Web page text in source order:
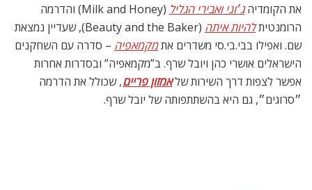
את הקומדיהג׳וני ואבירי הגליל
(Milk and Honey) והדרמה
הרומנטיתלהיות איתה
(Beauty and the Baker), שעדיין נמצאת
שם. ואפילו בבי.בי.סי משדרים אתמקמאפיה – סדרה עם השחקנים
הישראלים אושרי כהן ויובל שרף. ב”מקמאפיה” ובסדרות אחרות
אפשר לצפות דרך השירות שלאמזון פריים, שכולל את הדרמה
״סרוגים״, גם היא בהשתתפותה של יובל שרף.